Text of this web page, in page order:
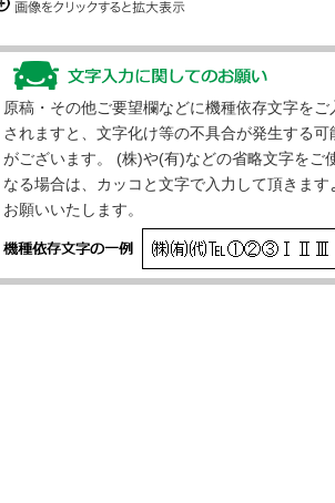
原稿・その他ご要望欄などに機種依存文字をご
されますと、文字化け等の不具合が発生する可
がございます。 (株)や(有)などの省略文字をご
なる場合は、カッコと文字で入力して頂きます
お願いいたします。